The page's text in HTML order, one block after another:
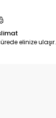
elinize ulaşır.